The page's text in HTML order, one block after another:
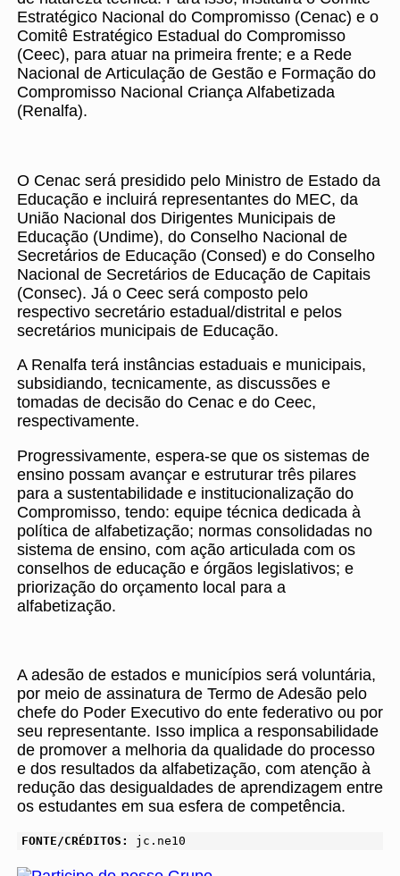
Estratégico Nacional do Compromisso (Cenac) e o
Comitê Estratégico Estadual do Compromisso
(Ceec), para atuar na primeira frente; e a Rede
Nacional de Articulação de Gestão e Formação do
Compromisso Nacional Criança Alfabetizada
(Renalfa).
O Cenac será presidido pelo Ministro de Estado da
Educação e incluirá representantes do MEC, da
União Nacional dos Dirigentes Municipais de
Educação (Undime), do Conselho Nacional de
Secretários de Educação (Consed) e do Conselho
Nacional de Secretários de Educação de Capitais
(Consec). Já o Ceec será composto pelo
respectivo secretário estadual/distrital e pelos
secretários municipais de Educação.
A Renalfa terá instâncias estaduais e municipais,
subsidiando, tecnicamente, as discussões e
tomadas de decisão do Cenac e do Ceec,
respectivamente.
Progressivamente, espera-se que os sistemas de
ensino possam avançar e estruturar três pilares
para a sustentabilidade e institucionalização do
Compromisso, tendo: equipe técnica dedicada à
política de alfabetização; normas consolidadas no
sistema de ensino, com ação articulada com os
conselhos de educação e órgãos legislativos; e
priorização do orçamento local para a
alfabetização.
A adesão de estados e municípios será voluntária,
por meio de assinatura de Termo de Adesão pelo
chefe do Poder Executivo do ente federativo ou por
seu representante. Isso implica a responsabilidade
de promover a melhoria da qualidade do processo
e dos resultados da alfabetização, com atenção à
redução das desigualdades de aprendizagem entre
os estudantes em sua esfera de competência.
FONTE/CRÉDITOS: jc.ne10